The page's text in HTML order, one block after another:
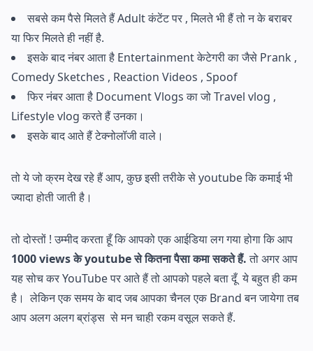
सबसे कम पैसे मिलते हैं Adult कंटेंट पर , मिलते भी हैं तो न के बराबर
या फिर मिलते ही नहीं है.
इसके बाद नंबर आता है Entertainment केटेगरी का जैसे Prank ,
Comedy Sketches , Reaction Videos , Spoof
फिर नंबर आता है Document Vlogs का जो Travel vlog ,
Lifestyle vlog करते हैं उनका।
इसके बाद आते हैं टेक्नोलॉजी वाले।
तो ये जो क्रम देख रहे हैं आप, कुछ इसी तरीके से youtube कि कमाई भी
ज्यादा होती जाती है।
तो दोस्तों ! उम्मीद करता हूँ कि आपको एक आईडिया लग गया होगा कि आप
1000 views के youtube से कितना पैसा कमा सकते हैं.तो अगर आप
यह सोच कर YouTube पर आते हैं तो आपको पहले बता दूँ ये बहुत ही कम
है। लेकिन एक समय के बाद जब आपका चैनल एक Brand बन जायेगा तब
आप अलग अलग ब्रांड्स से मन चाही रकम वसूल सकते हैं.